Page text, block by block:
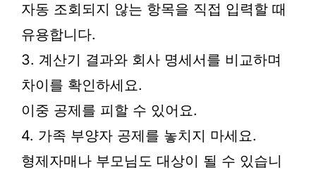
자동 조회되지 않는 항목을 직접 입력할 때
유용합니다.
3. 계산기 결과와 회사 명세서를 비교하며
차이를 확인하세요.
이중 공제를 피할 수 있어요.
4. 가족 부양자 공제를 놓치지 마세요.
형제자매나 부모님도 대상이 될 수 있습니